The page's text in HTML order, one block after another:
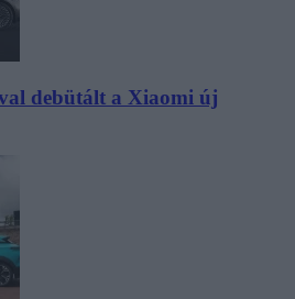
debütált a Xiaomi új